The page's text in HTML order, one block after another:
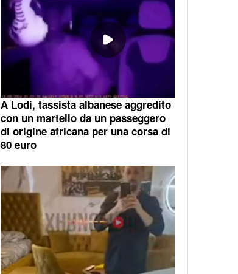
A Lodi, tassista albanese aggredito
con un martello da un passeggero
di origine africana per una corsa di
80 euro